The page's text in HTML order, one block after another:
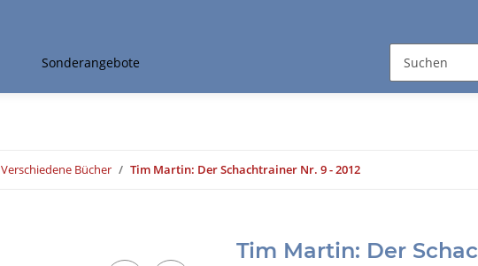
Sonderangebote
Verschiedene Bücher Tim Martin: Der Schachtrainer Nr. 9 - 2012
Tim Martin: Der